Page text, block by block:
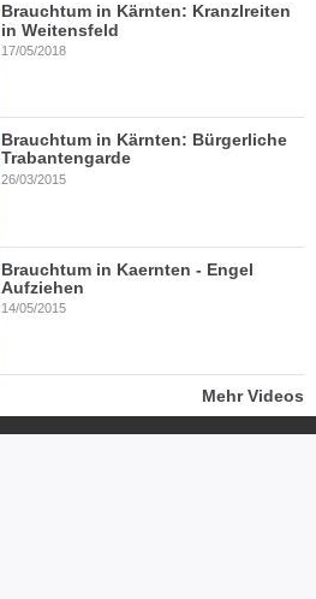
Brauchtum in Kärnten: Kranzlreiten
in Weitensfeld
17/05/2018
Brauchtum in Kärnten: Bürgerliche
Trabantengarde
26/03/2015
Brauchtum in Kaernten - Engel
Aufziehen
14/05/2015
Mehr Videos